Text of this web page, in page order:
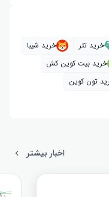
خرید تتر
خرید شیبا
خرید بیت کوین کش
تون کوین
اخبار بیشتر